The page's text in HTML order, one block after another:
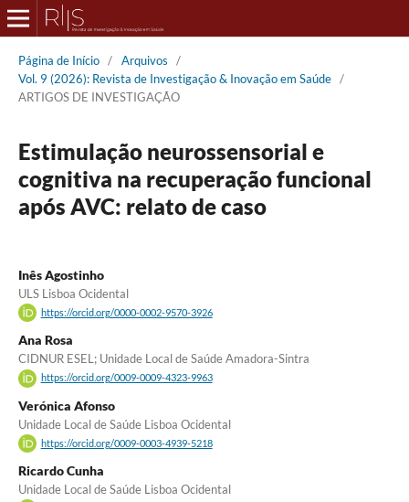
Página de Início / Arquivos
/
Vol. 9 (2026): Revista de Investigação & Inovação em Saúde /
ARTIGOS DE INVESTIGAÇÃO
Estimulação neurossensorial e
cognitiva na recuperação funcional
após AVC: relato de caso
Inês Agostinho
ULS Lisboa Ocidental
https://orcid.org/0000-0002-9570-3926
Ana Rosa
CIDNUR ESEL; Unidade Local de Saúde Amadora-Sintra
https://orcid.org/0009-0009-4323-9963
Verónica Afonso
Unidade Local de Saúde Lisboa Ocidental
https://orcid.org/0009-0003-4939-5218
Ricardo Cunha
Unidade Local de Saúde Lisboa Ocidental